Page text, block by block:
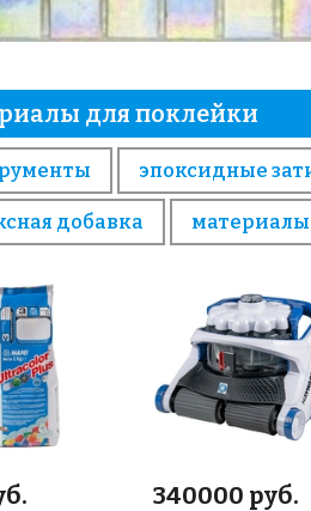
для поклейки
эпоксидные
добавка
340000 руб.